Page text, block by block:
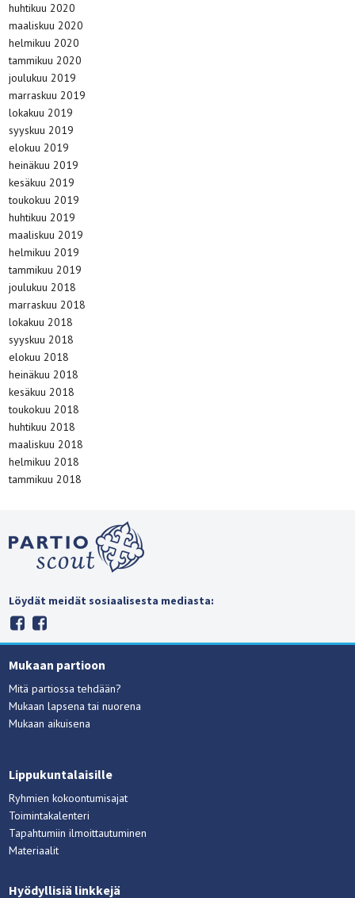
huhtikuu 2020
maaliskuu 2020
helmikuu 2020
tammikuu 2020
joulukuu 2019
marraskuu 2019
lokakuu 2019
syyskuu 2019
elokuu 2019
heinäkuu 2019
kesäkuu 2019
toukokuu 2019
huhtikuu 2019
maaliskuu 2019
helmikuu 2019
tammikuu 2019
joulukuu 2018
marraskuu 2018
lokakuu 2018
syyskuu 2018
elokuu 2018
heinäkuu 2018
kesäkuu 2018
toukokuu 2018
huhtikuu 2018
maaliskuu 2018
helmikuu 2018
tammikuu 2018
Löydät meidät sosiaalisesta mediasta:
Mukaan partioon
Mitä partiossa tehdään?
Mukaan lapsena tai nuorena
Mukaan aikuisena
Lippukuntalaisille
Ryhmien kokoontumisajat
Toimintakalenteri
Tapahtumiin ilmoittautuminen
Materiaalit
Hyödyllisiä linkkejä